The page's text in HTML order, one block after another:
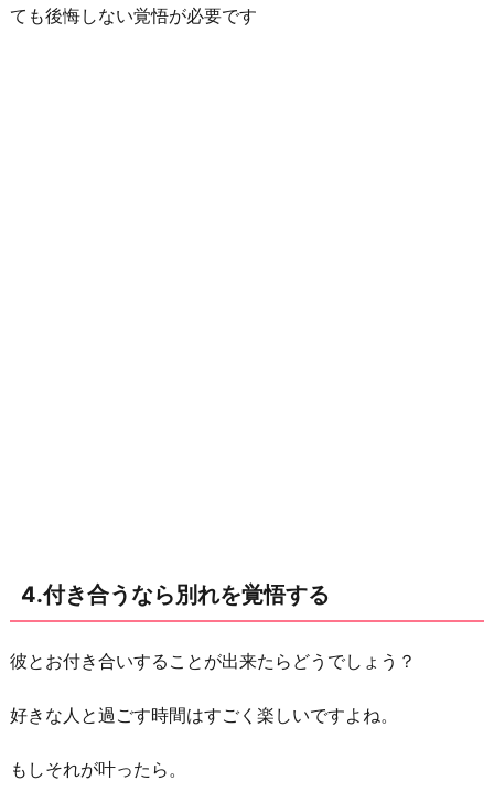
ても後悔しない覚悟が必要です
4.付き合うなら別れを覚悟する
彼とお付き合いすることが出来たらどうでしょう？
好きな人と過ごす時間はすごく楽しいですよね。
もしそれが叶ったら。